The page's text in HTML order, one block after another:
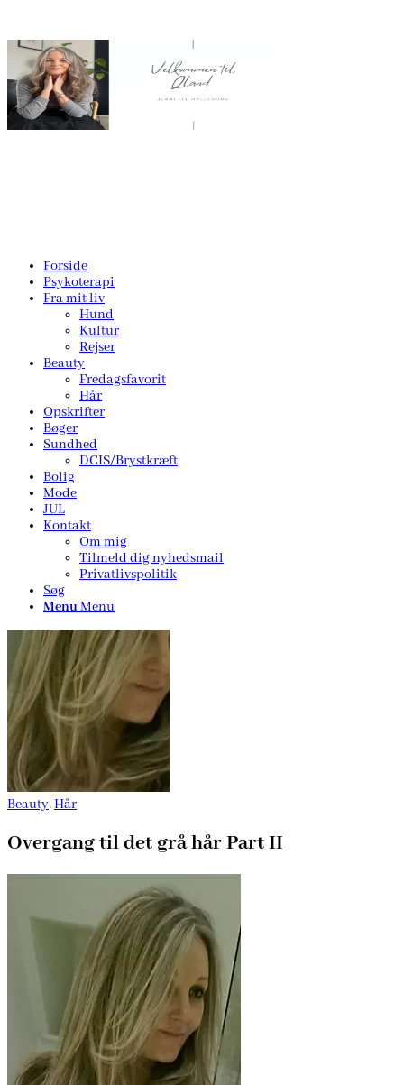
Forside
Psykoterapi
Fra mit liv
Hund
Kultur
Rejser
Beauty
Fredagsfavorit
Hår
Opskrifter
Bøger
Sundhed
DCIS/Brystkræft
Bolig
Mode
JUL
Kontakt
Om mig
Tilmeld dig nyhedsmail
Privatlivspolitik
Søg
MenuMenu
Beauty,Hår
Overgang til det grå hår Part II